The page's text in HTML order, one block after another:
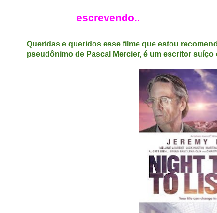
escrevendo..
Queridas e queridos esse filme que estou
pseudônimo de Pascal Mercier, é um escritor